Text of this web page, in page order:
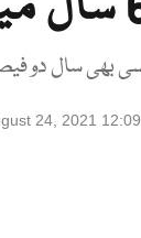
بھی سال دو
24, 2021